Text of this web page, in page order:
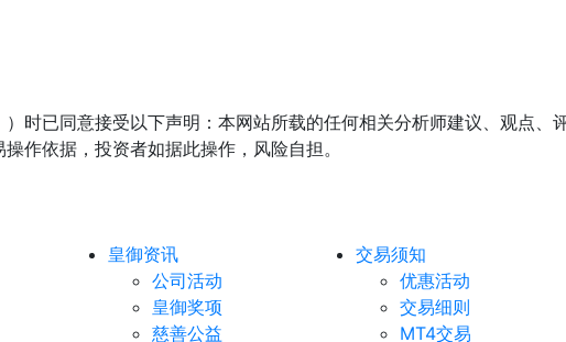
时已同意接受以下声明：本网站所载的任何相关分析师建议、观点、
作依据，投资者如据此操作，风险自担。
皇御资讯
公司活动
皇御奖项
慈善公益
交易须知
优惠活动
交易细则
MT4交易